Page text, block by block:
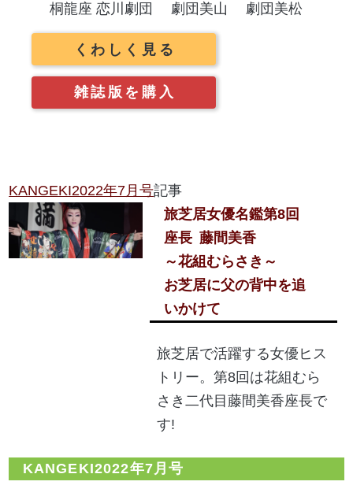
桐龍座 恋川劇団
劇団美山 劇団美松
くわしく見る
雑誌版を購入
KANGEKI2022年7月号記事
旅芝居女優名鑑第8回
座長 藤間美香
～花組むらさき～
お芝居に父の背中を追
いかけて
旅芝居で活躍する女優ヒス
トリー。第8回は花組むら
さき二代目藤間美香座長で
す!
KANGEKI2022年7月号